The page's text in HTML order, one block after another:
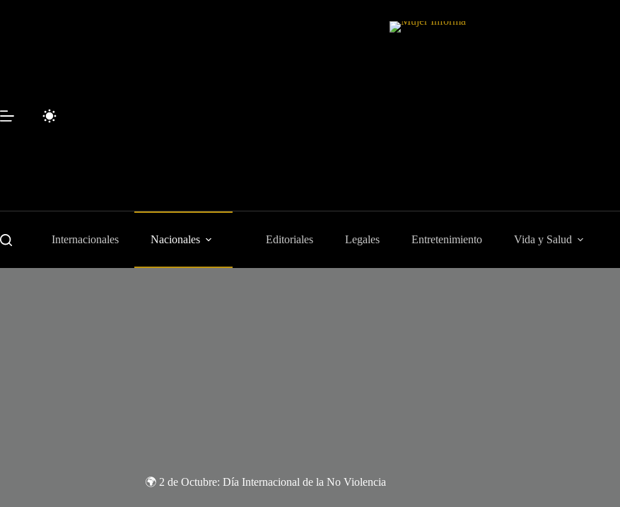
Internacionales Nacionales Editoriales Legales Entretenimiento Vida y Salud
🌍 2 de Octubre: Día Internacional de la No Violencia